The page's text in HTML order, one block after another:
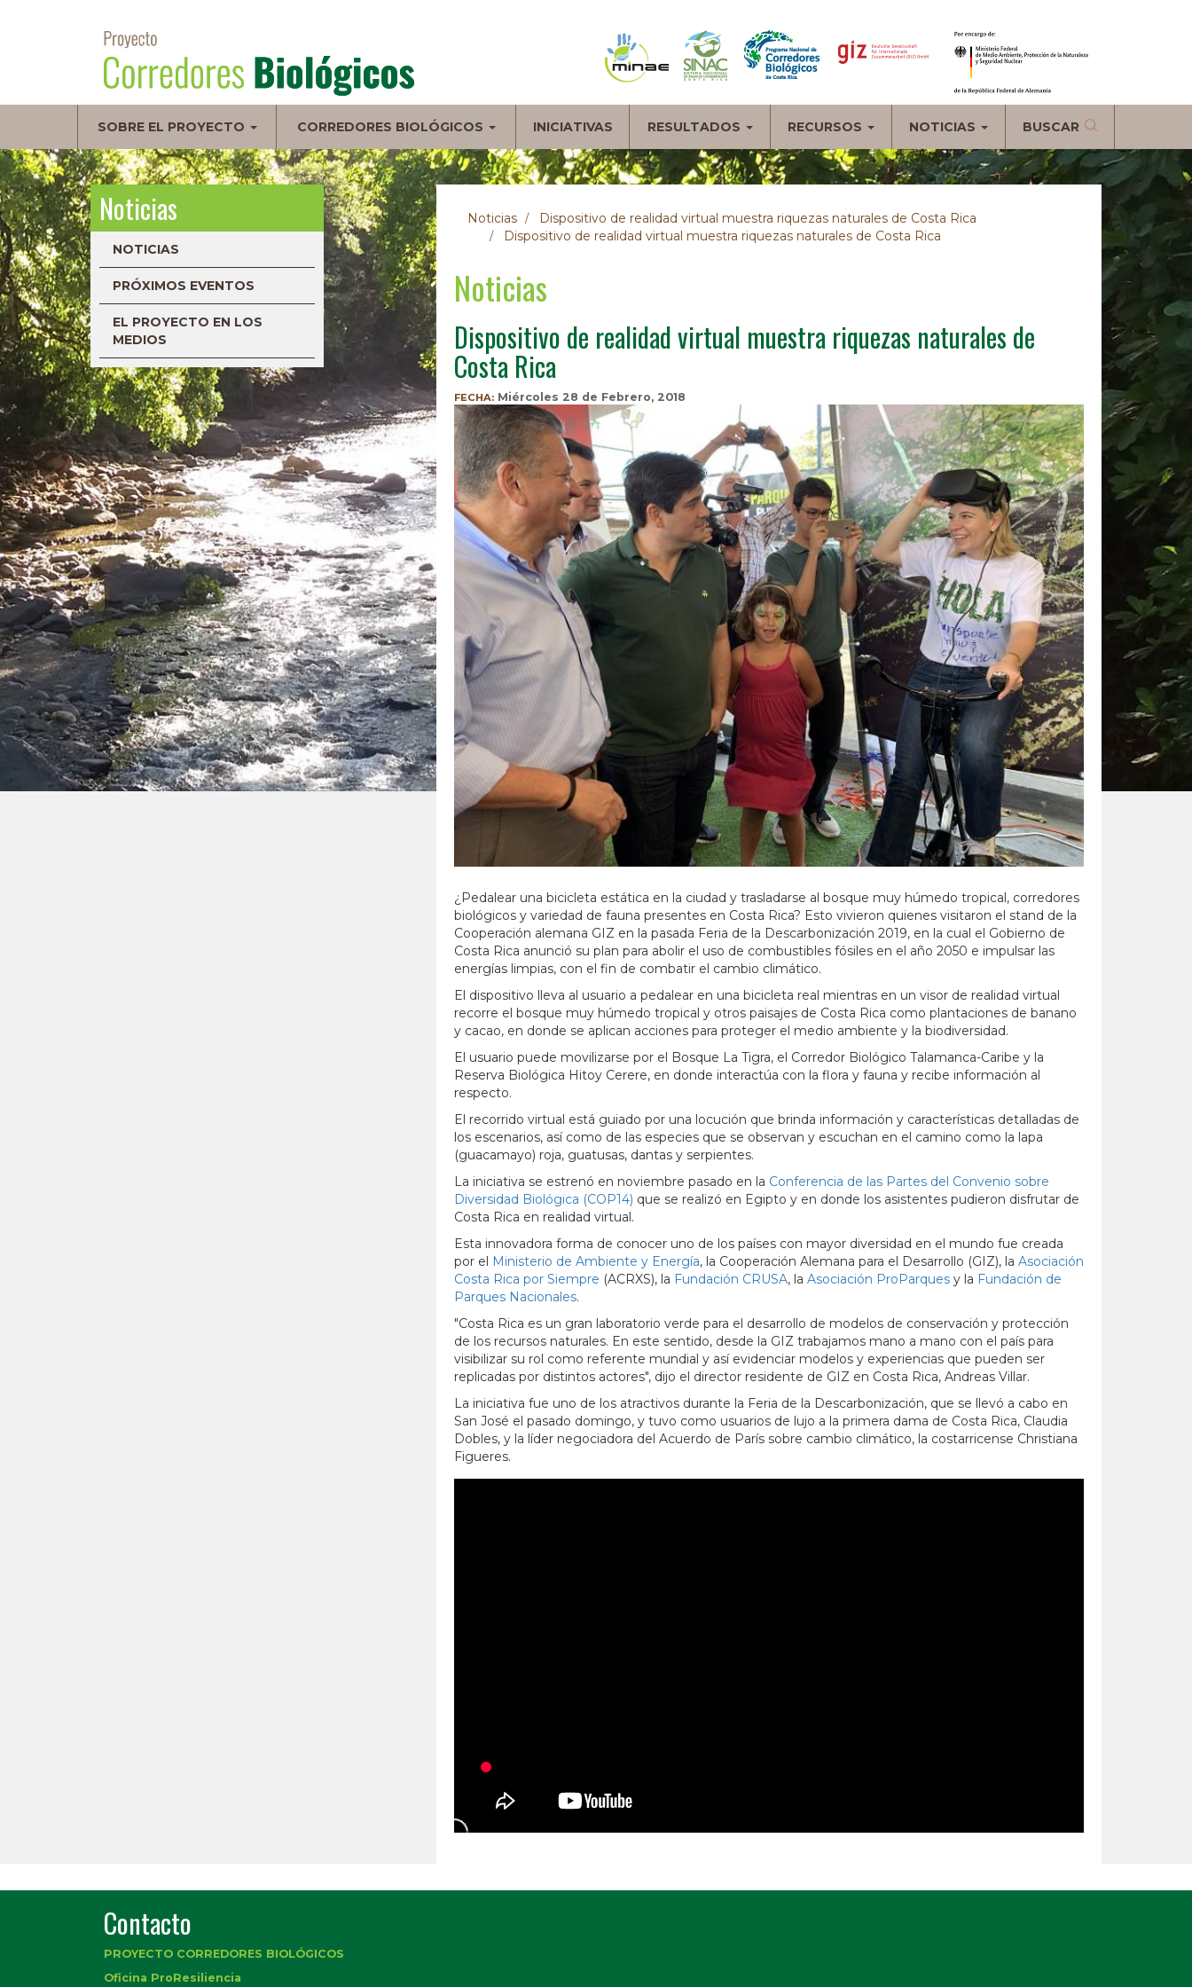
Navegación
principal
SOBRE EL PROYECTO CORREDORES BIOLÓGICOS INICIATIVAS RESULTADOS RECURSOS NOTICIAS BUSCAR
Noticias
NOTICIAS
PRÓXIMOS EVENTOS
EL PROYECTO EN LOS
MEDIOS
Noticias
Dispositivo de realidad virtual muestra riquezas naturales de Costa Rica
Dispositivo de realidad virtual muestra riquezas naturales de Costa Rica
Noticias
Dispositivo de realidad virtual muestra riquezas naturales de
Costa Rica
FECHA: Miércoles 28 de Febrero, 2018
¿Pedalear una bicicleta estática en la ciudad y trasladarse al bosque muy húmedo tropical, corredores
biológicos y variedad de fauna presentes en Costa Rica? Esto vivieron quienes visitaron el stand de la
Cooperación alemana GIZ en la pasada Feria de la Descarbonización 2019, en la cual el Gobierno de
Costa Rica anunció su plan para abolir el uso de combustibles fósiles en el año 2050 e impulsar las
energías limpias, con el fin de combatir el cambio climático.
El dispositivo lleva al usuario a pedalear en una bicicleta real mientras en un visor de realidad virtual
recorre el bosque muy húmedo tropical y otros paisajes de Costa Rica como plantaciones de banano
y cacao, en donde se aplican acciones para proteger el medio ambiente y la biodiversidad.
El usuario puede movilizarse por el Bosque La Tigra, el Corredor Biológico Talamanca-Caribe y la
Reserva Biológica Hitoy Cerere, en donde interactúa con la flora y fauna y recibe información al
respecto.
El recorrido virtual está guiado por una locución que brinda información y características detalladas de
los escenarios, así como de las especies que se observan y escuchan en el camino como la lapa
(guacamayo) roja, guatusas, dantas y serpientes.
La iniciativa se estrenó en noviembre pasado en la Conferencia de las Partes del Convenio sobre
Diversidad Biológica (COP14) que se realizó en Egipto y en donde los asistentes pudieron disfrutar de
Costa Rica en realidad virtual.
Esta innovadora forma de conocer uno de los países con mayor diversidad en el mundo fue creada
por el Ministerio de Ambiente y Energía, la Cooperación Alemana para el Desarrollo (GIZ), la Asociación
Costa Rica por Siempre (ACRXS), la Fundación CRUSA, la Asociación ProParques y la Fundación de
Parques Nacionales.
"Costa Rica es un gran laboratorio verde para el desarrollo de modelos de conservación y protección
de los recursos naturales. En este sentido, desde la GIZ trabajamos mano a mano con el país para
visibilizar su rol como referente mundial y así evidenciar modelos y experiencias que pueden ser
replicadas por distintos actores", dijo el director residente de GIZ en Costa Rica, Andreas Villar.
La iniciativa fue uno de los atractivos durante la Feria de la Descarbonización, que se llevó a cabo en
San José el pasado domingo, y tuvo como usuarios de lujo a la primera dama de Costa Rica, Claudia
Dobles, y la líder negociadora del Acuerdo de París sobre cambio climático, la costarricense Christiana
Figueres.
Contacto
PROYECTO CORREDORES BIOLÓGICOS
Oficina ProResiliencia